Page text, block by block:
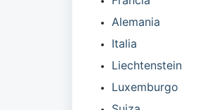
Alemania
Italia
Liechtenstein
Luxemburgo